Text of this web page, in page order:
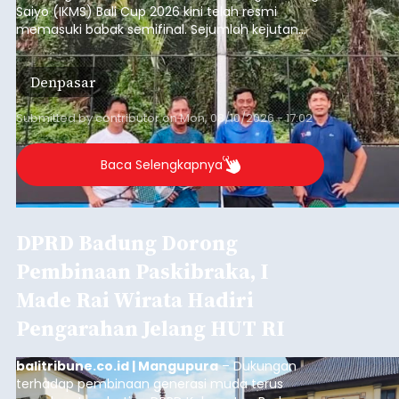
Saiyo (IKMS) Bali Cup 2026 kini telah resmi
memasuki babak semifinal. Sejumlah kejutan
mewarnai babak delapan besar yang digelar di
Lapangan Tenis Telkom Denpasar pada Minggu,
9 Agustus 2026.
Denpasar
Submitted bycontributoronMon, 08/10/2026 - 17:02
Baca Selengkapnya
DPRD Badung Dorong
Pembinaan Paskibraka, I
Made Rai Wirata Hadiri
Pengarahan Jelang HUT RI
balitribune.co.id | Mangupura– Dukungan
terhadap pembinaan generasi muda terus